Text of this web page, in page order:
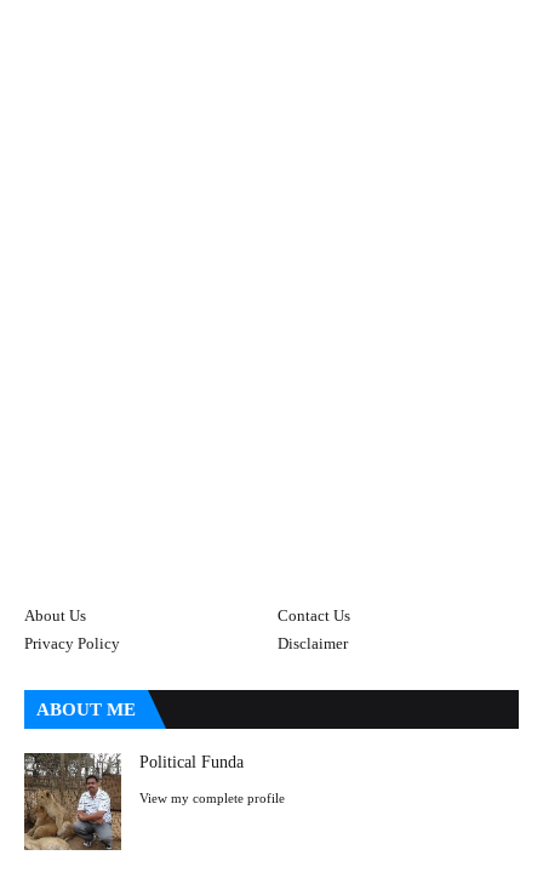
About Us
Contact Us
Privacy Policy
Disclaimer
ABOUT ME
Political Funda
View my complete profile